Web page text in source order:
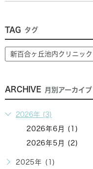
TAG タグ
新百合ヶ丘池内クリニック
ARCHIVE 月別アーカイブ
2026年 (3)
2026年6月 (1)
2026年5月 (2)
2025年 (1)